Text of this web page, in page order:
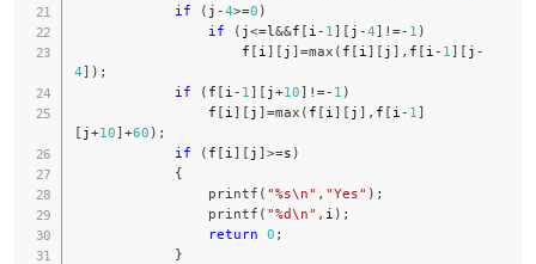
if
( j -4>=0 )
if
( j<=l&&f [ i - 1] [ j -4] !=- 1 )
                    f
[ i] [ j ]=max ( f [ i] [ j ] , f [ i - 1] [ j -
4] ) ;
if
( f [ i - 1] [ j+10] !=- 1 )
                f
[ i] [ j ]=max ( f [ i] [ j ] , f [ i - 1]
[ j+10]+60 ) ;
if
( f [ i] [ j ]>=s )
{
printf ( "%s\n" , "Yes" ) ;
printf ( "%d\n" , i ) ;
return 0 ;
}